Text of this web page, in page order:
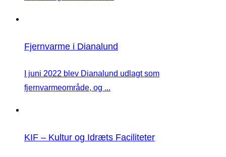
Fjernvarme i Dianalund
I juni 2022 blev Dianalund udlagt som
fjernvarmeområde, og ...
KIF – Kultur og Idræts Faciliteter